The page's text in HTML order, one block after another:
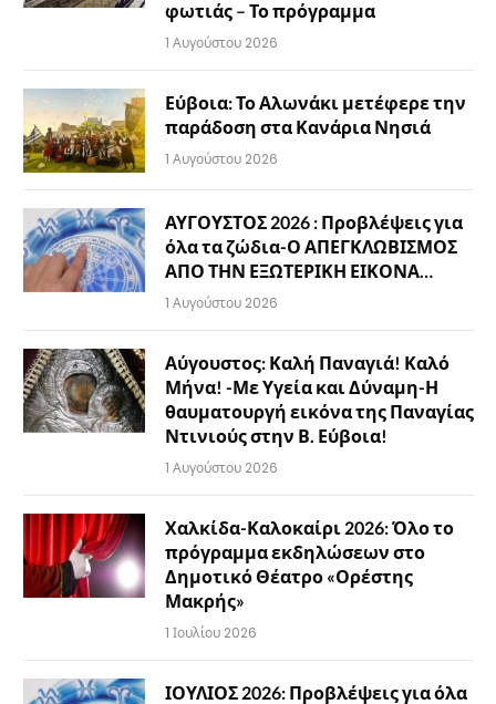
φωτιάς – Το πρόγραμμα
1 Αυγούστου 2026
Εύβοια: Το Αλωνάκι μετέφερε την
παράδοση στα Κανάρια Νησιά
1 Αυγούστου 2026
ΑΥΓΟΥΣΤΟΣ 2026 : Προβλέψεις για
όλα τα ζώδια-Ο ΑΠΕΓΚΛΩΒΙΣΜΟΣ
ΑΠΟ ΤΗΝ ΕΞΩΤΕΡΙΚΗ ΕΙΚΟΝΑ…
1 Αυγούστου 2026
Αύγουστος: Καλή Παναγιά! Καλό
Μήνα! -Με Υγεία και Δύναμη-Η
θαυματουργή εικόνα της Παναγίας
Ντινιούς στην Β. Εύβοια!
1 Αυγούστου 2026
Χαλκίδα-Καλοκαίρι 2026: Όλο το
πρόγραμμα εκδηλώσεων στο
Δημοτικό Θέατρο «Ορέστης
Μακρής»
1 Ιουλίου 2026
ΙΟΥΛΙΟΣ 2026: Προβλέψεις για όλα